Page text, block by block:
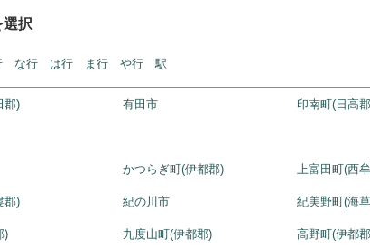
選択
な行 は行 ま行 や行 駅
郡) 有田市 印南町(日高
かつらぎ町(伊都郡) 上富田町(西
郡) 紀の川市 紀美野町(海
) 九度山町(伊都郡) 高野町(伊都